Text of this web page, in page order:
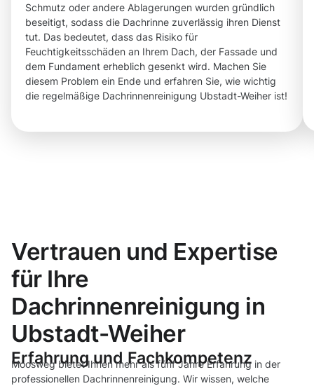
Schmutz oder andere Ablagerungen wurden gründlich
beseitigt, sodass die Dachrinne zuverlässig ihren Dienst
tut. Das bedeutet, dass das Risiko für
Feuchtigkeitsschäden an Ihrem Dach, der Fassade und
dem Fundament erheblich gesenkt wird. Machen Sie
diesem Problem ein Ende und erfahren Sie, wie wichtig
die regelmäßige Dachrinnenreinigung Ubstadt-Weiher ist!
Vertrauen und Expertise
für Ihre
Dachrinnenreinigung in
Ubstadt-Weiher
Erfahrung und Fachkompetenz
Moosweg bietet Ihnen mehr als fünf Jahre Erfahrung in der
professionellen Dachrinnenreinigung. Wir wissen, welche